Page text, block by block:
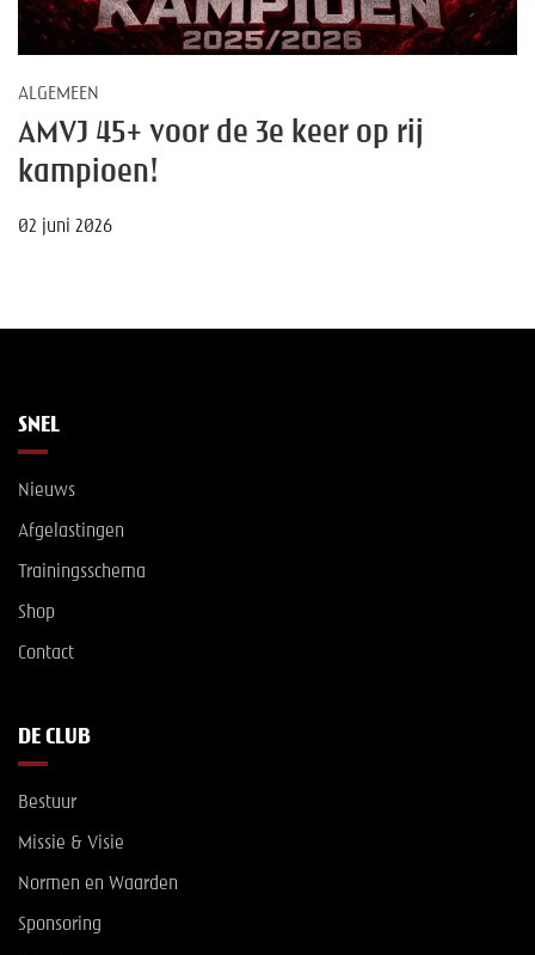
ALGEMEEN
AMVJ 45+ voor de 3e keer op rij
kampioen!
02 juni 2026
SNEL
Nieuws
Afgelastingen
Trainingsschema
Shop
Contact
DE CLUB
Bestuur
Missie & Visie
Normen en Waarden
Sponsoring